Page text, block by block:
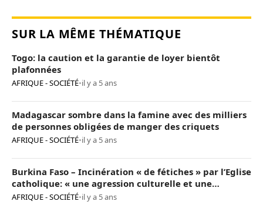
SUR LA MÊME THÉMATIQUE
Togo: la caution et la garantie de loyer bientôt
plafonnées
AFRIQUE - SOCIÉTÉ•il y a 5 ans
Madagascar sombre dans la famine avec des milliers
de personnes obligées de manger des criquets
AFRIQUE - SOCIÉTÉ•il y a 5 ans
Burkina Faso – Incinération « de fétiches » par l’Eglise
catholique: « une agression culturelle et une
provocation de trop »
AFRIQUE - SOCIÉTÉ•il y a 5 ans